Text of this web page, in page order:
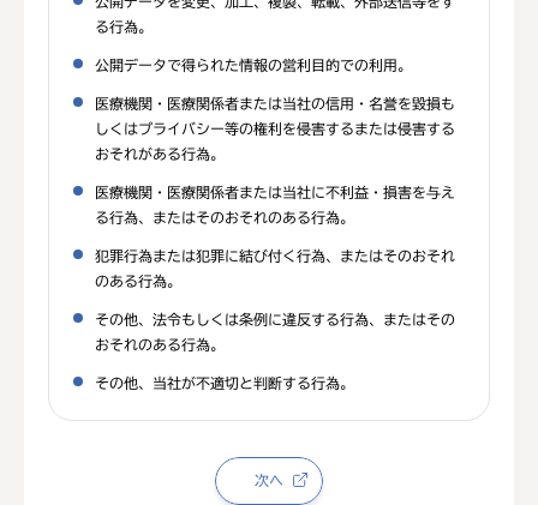
る行為。
公開データで得られた情報の営利目的での利用。
医療機関・医療関係者または当社の信用・名誉を毀損も
しくはプライバシー等の権利を侵害するまたは侵害する
おそれがある行為。
医療機関・医療関係者または当社に不利益・損害を与え
る行為、またはそのおそれのある行為。
犯罪行為または犯罪に結び付く行為、またはそのおそれ
のある行為。
その他、法令もしくは条例に違反する行為、またはその
おそれのある行為。
その他、当社が不適切と判断する行為。
次へ